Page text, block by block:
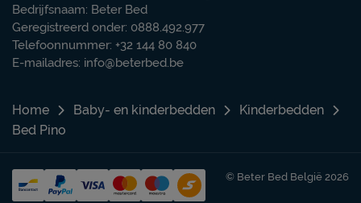
Bedrijfsnaam: Beter Bed
Geregistreerd onder: 0888.492.977
Telefoonnummer: +32 144 80 840
E-mailadres: info@beterbed.be
Home Baby- en kinderbedden
Kinderbedden
Bed Pino
© Beter Bed België 2026